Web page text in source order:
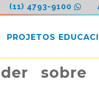
(11) 4793-9100
PROJETOS
sobre